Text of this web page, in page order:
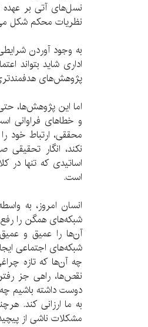
نسل‌های آتی بر عهده
نظریات محکم شکل
به وجود آوردن
اداری شاید بتواند
پژوهش‌های
اما این پژوهش‌ها،
و خطاهای فراوانی
محققی، ارتباط خود
نکند، انگار
اساتیدی که تنها در
است.
انسان امروز، به
شبکه‌های همگن را
آن‌ها را عمیق و
شبکه‌های اجتماعی
چه آن‌ها که تازه
نقص‌ها، راهی جز
دوست داشته باشیم چه
به ما ارزانی کند.
مشکلات ناشی از